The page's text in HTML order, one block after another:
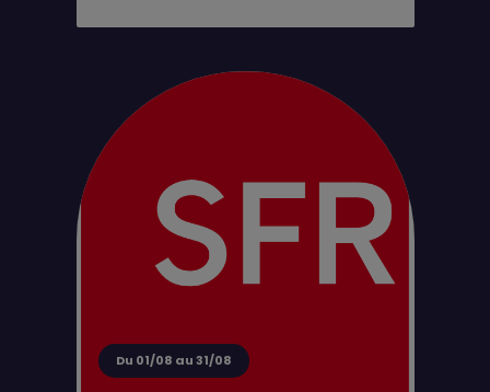
d'achat pour tout perçage jusqu’au 31
Du 01/08 au 31/08